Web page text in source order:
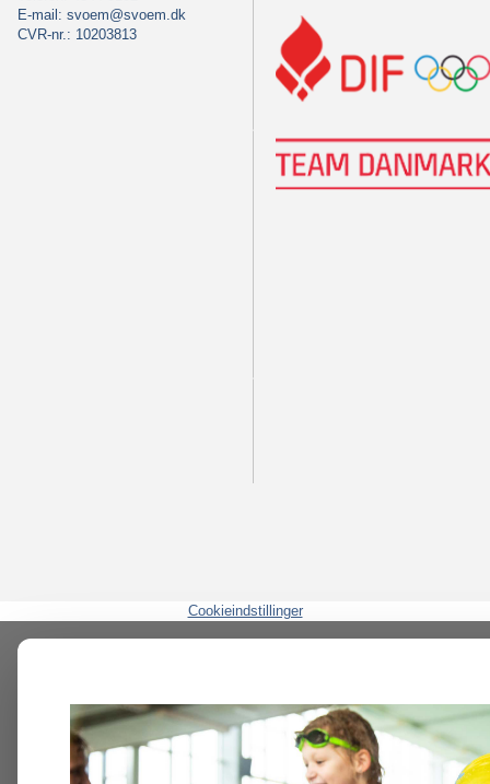
E-mail: svoem@svoem.dk
CVR-nr.: 10203813
Cookieindstillinger